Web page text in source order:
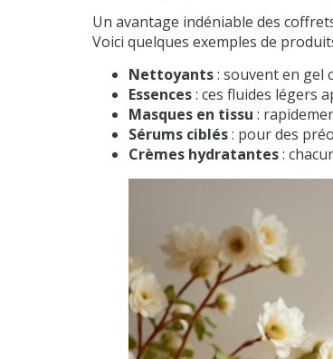
Un avantage indéniable des
Voici quelques exemples de
Nettoyants: souvent en gel
Essences: ces fluides légers
Masques en tissu :
Sérums ciblés: pour des
Crèmes hydratantes: